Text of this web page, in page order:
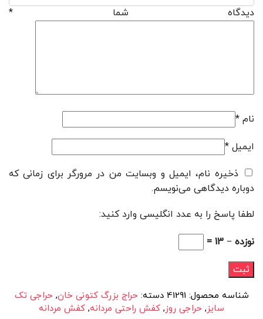
دیدگاه شما *
نام *
ایمیل *
ذخیره نام، ایمیل و وبسایت من در مرورگر برای زمانی که
دوباره دیدگاهی می‌نویسم.
لطفا پاسخ را به عدد انگلیسی وارد کنید:
نوزده − 13 =
شناسه محصول:41291 دسته: حراج بزرگ کتونی خان, حراجی تک
سایز, حراجی روز, کفش راحتی مردانه, کفش مردانه